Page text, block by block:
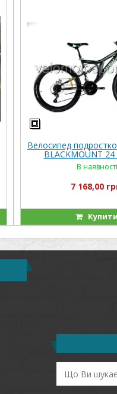
Велосипед
BLACKMOUNT
В наявності
7 168,00
Купити